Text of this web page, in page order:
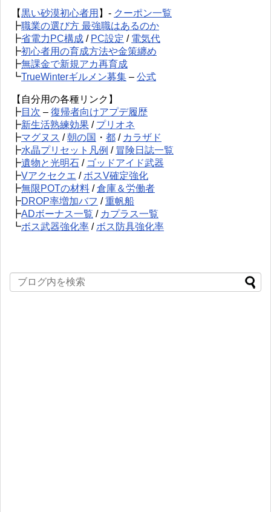
【黒い砂漠初心者用 】- クーポン一覧
┣職業の選び方 最強職はあるのか
┣省電力PC構成 / PC設定 / 電気代
┣初心者用の育成方法や金策纏め
┣無課金で新規アカ再育成
┗TrueWinterギルメン募集 – 公式
【自分用の各種リンク】
┣目次 – 復帰者向けアプデ履歴
┣新生活熟練効果 / プリオネ
┣マグヌス /朝の国 ・ 都 / カラザド
┣水晶プリセット凡例 / 冒険日誌一覧
┣遺物と光明石 / ゴッドアイド武器
┣Vアクセクエ / ボスV確定強化
┣無限POTの材料 /倉庫＆労働者
┣DROP率増加バフ /重帆船
┣ADボーナス一覧 / カプラス一覧
┗ボス武器強化率 / ボス防具強化率